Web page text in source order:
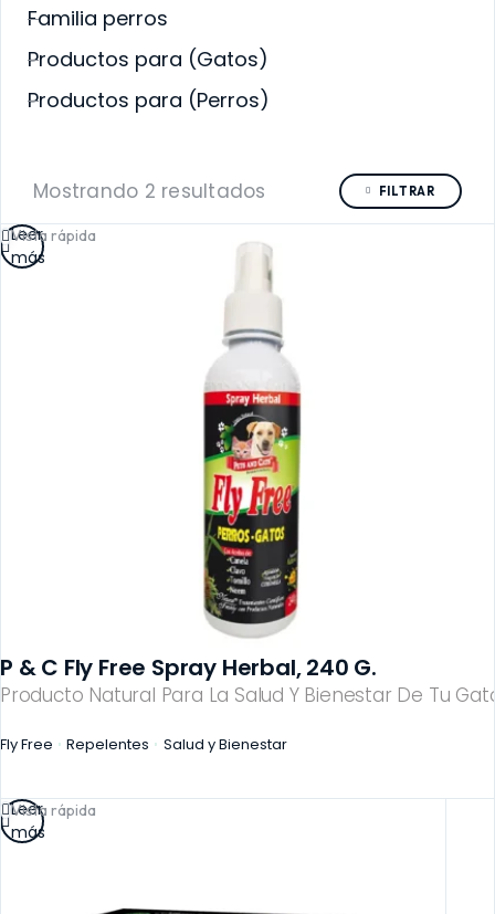
Familia perros
Productos para (Gatos)
Productos para (Perros)
Mostrando 2 resultados FILTRAR
Vista rápida
Producto Natural Para La Salud Y Bienestar De Tu
P & C Fly Free Spray Herbal, 240 G.
Fly Free Repelentes Salud y Bienestar
Leer
más
Vista rápida
Leer
más